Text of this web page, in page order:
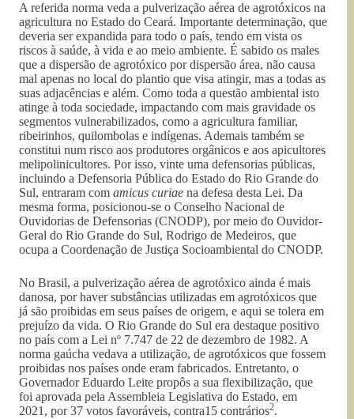
A referida norma veda a pulverização aérea de agrotóxicos na
agricultura no Estado do Ceará. Importante determinação, que
deveria ser expandida para todo o país, tendo em vista os
riscos à saúde, à vida e ao meio ambiente. É sabido os males
que a dispersão de agrotóxico por dispersão área, não causa
mal apenas no local do plantio que visa atingir, mas a todas as
suas adjacências e além. Como toda a questão ambiental isto
atinge à toda sociedade, impactando com mais gravidade os
segmentos vulnerabilizados, como a agricultura familiar,
ribeirinhos, quilombolas e indígenas. Ademais também se
constitui num risco aos produtores orgânicos e aos apicultores
melipolinicultores. Por isso, vinte uma defensorias públicas,
incluindo a Defensoria Pública do Estado do Rio Grande do
Sul, entraram com amicus curiae na defesa desta Lei. Da
mesma forma, posicionou-se o Conselho Nacional de
Ouvidorias de Defensorias (CNODP), por meio do Ouvidor-
Geral do Rio Grande do Sul, Rodrigo de Medeiros, que
ocupa a Coordenação de Justiça Socioambiental do CNODP.
No Brasil, a pulverização aérea de agrotóxico ainda é mais
danosa, por haver substâncias utilizadas em agrotóxicos que
já são proibidas em seus países de origem, e aqui se tolera em
prejuízo da vida. O Rio Grande do Sul era destaque positivo
no país com a Lei nº 7.747 de 22 de dezembro de 1982. A
norma gaúcha vedava a utilização, de agrotóxicos que fossem
proibidas nos países onde eram fabricados. Entretanto, o
Governador Eduardo Leite propôs a sua flexibilização, que
foi aprovada pela Assembleia Legislativa do Estado, em
2021, por 37 votos favoráveis, contra15 contrários2.